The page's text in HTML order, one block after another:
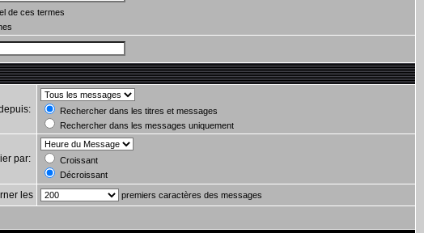
de ces termes
Rechercher dans les titres et messages
Rechercher dans les messages uniquement
par:
Croissant
Décroissant
les premiers caractères des messages